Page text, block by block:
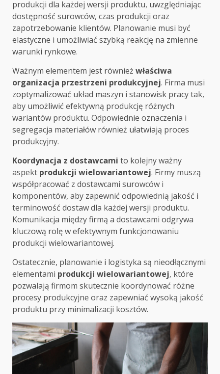
produkcji dla każdej wersji produktu, uwzględniając
dostępność surowców, czas produkcji oraz
zapotrzebowanie klientów. Planowanie musi być
elastyczne i umożliwiać szybką reakcję na zmienne
warunki rynkowe.
Ważnym elementem jest również właściwa
organizacja przestrzeni produkcyjnej. Firma musi
zoptymalizować układ maszyn i stanowisk pracy tak,
aby umożliwić efektywną produkcję różnych
wariantów produktu. Odpowiednie oznaczenia i
segregacja materiałów również ułatwiają proces
produkcyjny.
Koordynacja z dostawcami to kolejny ważny
aspekt produkcji wielowariantowej. Firmy muszą
współpracować z dostawcami surowców i
komponentów, aby zapewnić odpowiednią jakość i
terminowość dostaw dla każdej wersji produktu.
Komunikacja między firmą a dostawcami odgrywa
kluczową rolę w efektywnym funkcjonowaniu
produkcji wielowariantowej.
Ostatecznie, planowanie i logistyka są nieodłącznymi
elementami produkcji wielowariantowej, które
pozwalają firmom skutecznie koordynować różne
procesy produkcyjne oraz zapewniać wysoką jakość
produktu przy minimalizacji kosztów.